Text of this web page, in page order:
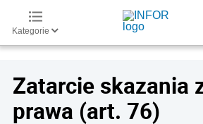
Kategorie
Zatarcie skazania
prawa (art. 76)